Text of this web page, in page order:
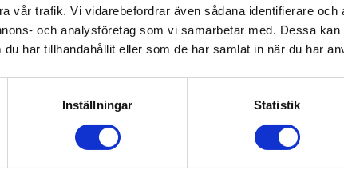
vår trafik. Vi vidarebefordrar även sådana identifierare och
och analysföretag som vi samarbetar med. Dessa
har tillhandahållit eller som de har samlat in när du har
Inställningar Statistik